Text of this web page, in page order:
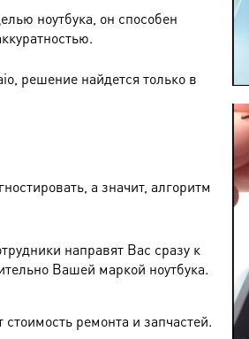
ноутбука, он способен
решение найдется только в
а значит, алгоритм
направят Вас сразу к
Вашей маркой ноутбука.
ремонта и запчастей.